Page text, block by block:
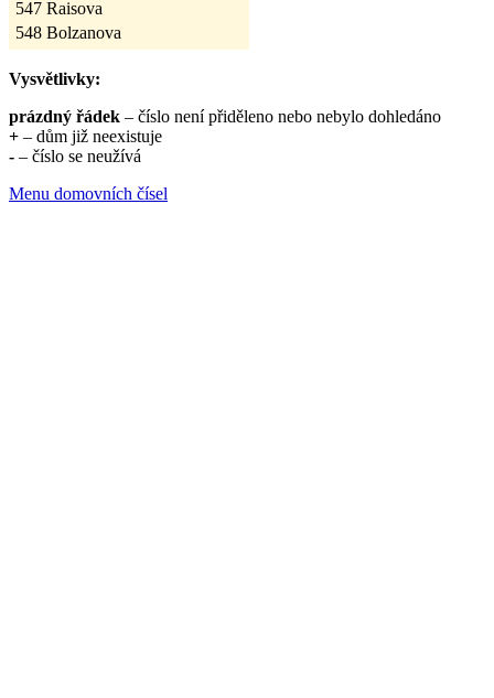
547 Raisova
548 Bolzanova
Vysvětlivky:
prázdný řádek – číslo není přiděleno nebo nebylo dohledáno
+ – dům již neexistuje
- – číslo se neužívá
Menu domovních čísel